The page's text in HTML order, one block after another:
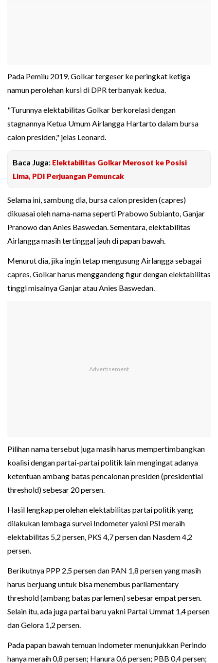
Pada Pemilu 2019, Golkar tergeser ke peringkat ketiga
namun perolehan kursi di DPR terbanyak kedua.
"Turunnya elektabilitas Golkar berkorelasi dengan
stagnannya Ketua Umum Airlangga Hartarto dalam bursa
calon presiden," jelas Leonard.
Baca Juga: Elektabilitas Golkar Merosot ke Posisi
Lima, PDI Perjuangan Pemuncak
Selama ini, sambung dia, bursa calon presiden (capres)
dikuasai oleh nama-nama seperti Prabowo Subianto, Ganjar
Pranowo dan Anies Baswedan. Sementara, elektabilitas
Airlangga masih tertinggal jauh di papan bawah.
Menurut dia, jika ingin tetap mengusung Airlangga sebagai
capres, Golkar harus menggandeng figur dengan elektabilitas
tinggi misalnya Ganjar atau Anies Baswedan.
Pilihan nama tersebut juga masih harus mempertimbangkan
koalisi dengan partai-partai politik lain mengingat adanya
ketentuan ambang batas pencalonan presiden (presidential
threshold) sebesar 20 persen.
Hasil lengkap perolehan elektabilitas partai politik yang
dilakukan lembaga survei Indometer yakni PSI meraih
elektabilitas 5,2 persen, PKS 4,7 persen dan Nasdem 4,2
persen.
Berikutnya PPP 2,5 persen dan PAN 1,8 persen yang masih
harus berjuang untuk bisa menembus parliamentary
threshold (ambang batas parlemen) sebesar empat persen.
Selain itu, ada juga partai baru yakni Partai Ummat 1,4 persen
dan Gelora 1,2 persen.
Pada papan bawah temuan Indometer menunjukkan Perindo
hanya meraih 0,8 persen; Hanura 0,6 persen; PBB 0,4 persen;